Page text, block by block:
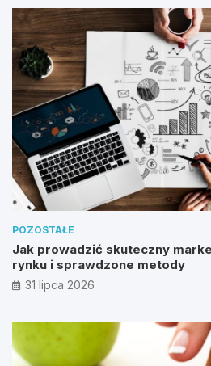
POZOSTAŁE
Jak prowadzić skuteczny
rynku i sprawdzone metody
31 lipca 2026